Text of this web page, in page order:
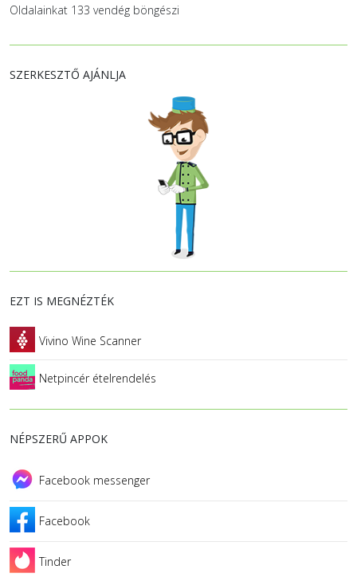
Oldalainkat 133 vendég böngészi
SZERKESZTŐ AJÁNLJA
EZT IS MEGNÉZTÉK
Vivino Wine Scanner
Netpincér ételrendelés
NÉPSZERŰ APPOK
Facebook messenger
Facebook
Tinder